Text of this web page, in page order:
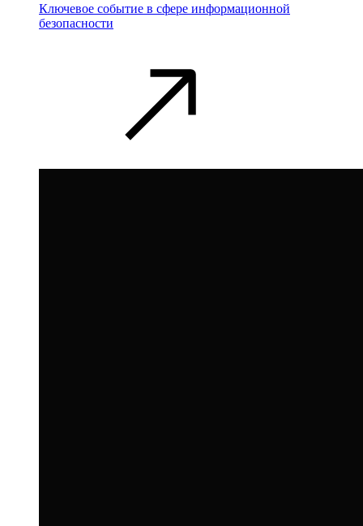
Ключевое событие в сфере информационной
безопасности